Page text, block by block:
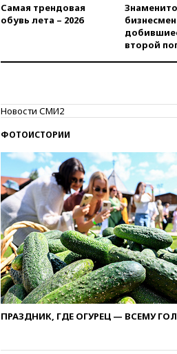
Самая трендовая
обувь лета – 2026
второй
Новости СМИ2
ФОТОИСТОРИИ
ПРАЗДНИК, ГДЕ ОГУРЕЦ — ВСЕМУ